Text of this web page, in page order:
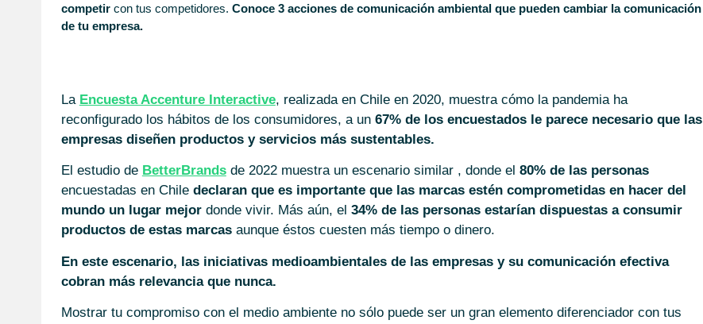
competircon tus competidores. Conoce 3 acciones de comunicación ambiental que pueden cambiar la comunicación
de tu empresa.
La Encuesta Accenture Interactive, realizada en Chile en 2020, muestra cómo la pandemia ha
reconfigurado los hábitos de los consumidores, a un 67% de los encuestados le parece necesario que las
empresas diseñen productos y servicios más sustentables.
El estudio de BetterBrandsde 2022 muestra un escenario similar , donde el 80% de las personas
encuestadas en Chile declaran que es importante que las marcas estén comprometidas en hacer del
mundo un lugar mejordonde vivir. Más aún, el 34% de las personas estarían dispuestas a consumir
productos de estas marcasaunque éstos cuesten más tiempo o dinero.
En este escenario, las iniciativas medioambientales de las empresas y su comunicación efectiva
cobran más relevancia que nunca.
Mostrar tu compromiso con el medio ambiente no sólo puede ser un gran elemento diferenciador con tus